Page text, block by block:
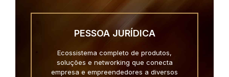
PESSOA JURÍDICA
Ecossistema completo de produtos,
soluções e networking que conecta
empresa e empreendedores a diversos